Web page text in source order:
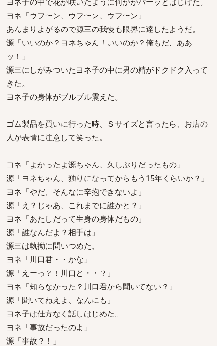
ヨネ「ウフ〜ン、ウフ〜ン、ウフ〜ン」
あんまりよがるので源三の我慢も限界に達したようだ。
源「いいのか？ヨネちゃん！いいのか？俺もだ、ああ
ッ！」
源三にしがみついたヨネ子の中に男の精がドクドク入って
きた。
ヨネ子の身体がブルブル震えた。
ゴム製品を買いに行った時、Ｓサイズと言ったら、お店の
人が表情に注意して笑った。
ヨネ「よかったよ源ちゃん、久しぶりだったもの」
源「ヨネちゃん、独りになってからもう15年くらいか？」
ヨネ「やだ、そんなに辛抱できないよ」
源「え？じゃあ、これまでに誰かと？」
ヨネ「あたしだって生身の身体だもの」
源「誰なんだよ？相手は」
源三は執拗に問いつめた。
ヨネ「川口君・・かな」
源「えーっ？！川口と・・？」
ヨネ「知らなかった？川口君から聞いてない？」
源「聞いてねえよ、なんにも」
ヨネ子は仕方なく話しはじめた。
ヨネ「事故だったのよ」
源「事故？！」